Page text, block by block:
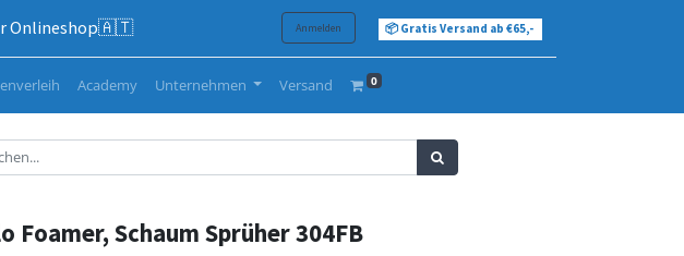
Onlineshop🇦🇹 Anmelden 📦 Gratis Versand ab €65,-
Academy Unternehmen Versand 0
Foamer, Schaum Sprüher 304FB